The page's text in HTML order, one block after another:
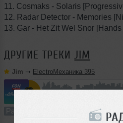
11. Cosmaks - Solaris
12. Radar Detector - Memories
13. Gar - Het Zit Wel Snor [Hands
ДРУГИЕ ТРЕКИ JIM
Jim ➝ ElectroМеханика 395
Радио-шоу В плейлист (в 2